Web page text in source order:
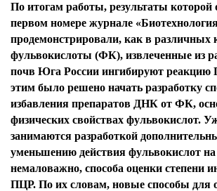
По итогам работы, результаты
первом номере журнале
продемонстрировали, как в различных
фульвокислоты (ФК), извлеченные из
почв Юга России ингибируют реакцию
этим было решено начать разработку
избавления препаратов ДНК от ФК,
физических свойствах фульвокислот.
занимаются разработкой
уменьшению действия фульвокислот
немаловажно, способа оценки степени
ПЦР. По их словам, новые способы для